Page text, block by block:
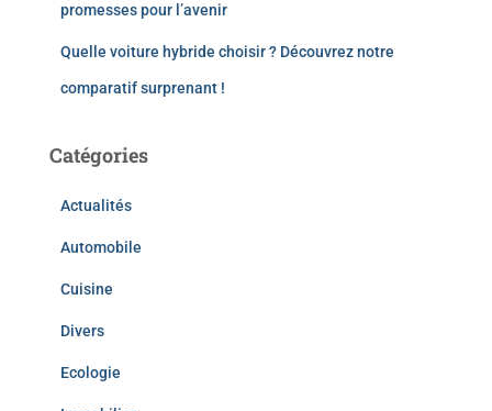
promesses pour l’avenir
Quelle voiture hybride choisir ? Découvrez notre
comparatif surprenant !
Catégories
Actualités
Automobile
Cuisine
Divers
Ecologie